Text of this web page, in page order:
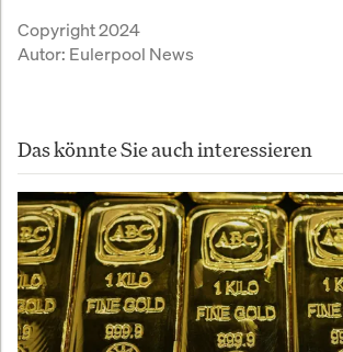
Copyright 2024
Autor: Eulerpool News
Das könnte Sie auch interessieren